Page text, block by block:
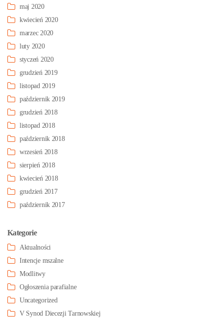
maj 2020
kwiecień 2020
marzec 2020
luty 2020
styczeń 2020
grudzień 2019
listopad 2019
październik 2019
grudzień 2018
listopad 2018
październik 2018
wrzesień 2018
sierpień 2018
kwiecień 2018
grudzień 2017
październik 2017
Kategorie
Aktualności
Intencje mszalne
Modlitwy
Ogłoszenia parafialne
Uncategorized
V Synod Diecezji Tarnowskiej